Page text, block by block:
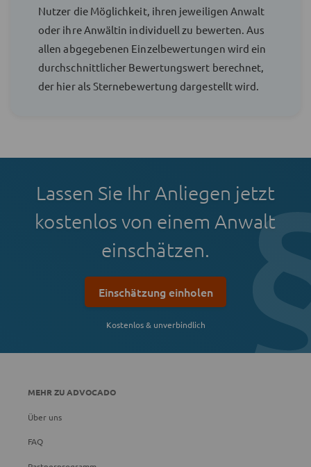
Nutzer die Möglichkeit, ihren jeweiligen Anwalt
oder ihre Anwältin individuell zu bewerten. Aus
allen abgegebenen Einzelbewertungen wird ein
durchschnittlicher Bewertungswert berechnet,
der hier als Sternebewertung dargestellt wird.
Lassen Sie Ihr Anliegen jetzt
kostenlos von einem Anwalt
einschätzen.
Einschätzung einholen
Kostenlos & unverbindlich
MEHR ZU ADVOCADO
Über uns
FAQ